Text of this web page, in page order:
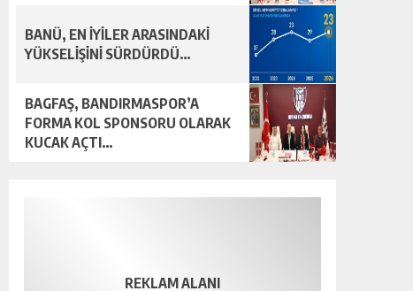
BANÜ, EN İYİLER ARASINDAKİ
YÜKSELİŞİNİ SÜRDÜRDÜ…
BAGFAŞ, BANDIRMASPOR’A
FORMA KOL SPONSORU OLARAK
KUCAK AÇTI…
REKLAM ALANI